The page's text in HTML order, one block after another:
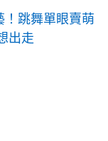
！跳舞單眼賣萌
出走